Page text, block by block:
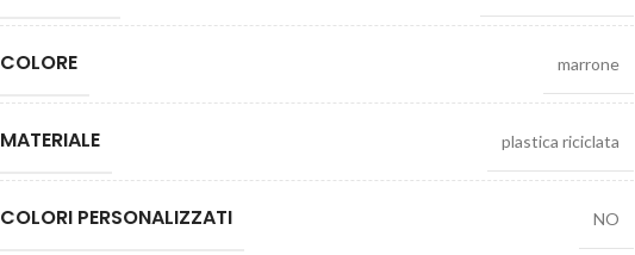
COLORE marrone
MATERIALE plastica riciclata
COLORI PERSONALIZZATI NO